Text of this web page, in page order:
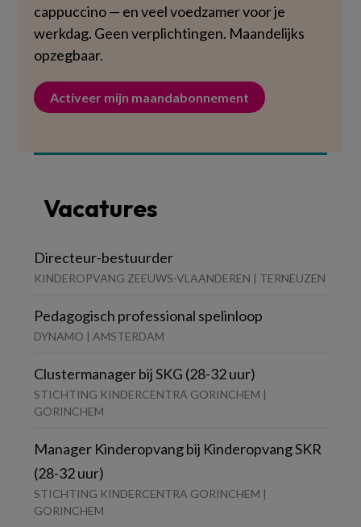
cappuccino — en veel voedzamer voor je
werkdag. Geen verplichtingen. Maandelijks
opzegbaar.
Activeer mijn maandabonnement
Vacatures
Directeur-bestuurder
KINDEROPVANG ZEEUWS-VLAANDEREN | TERNEUZEN
Pedagogisch professional spelinloop
DYNAMO | AMSTERDAM
Clustermanager bij SKG (28-32 uur)
STICHTING KINDERCENTRA GORINCHEM |
GORINCHEM
Manager Kinderopvang bij Kinderopvang SKR
(28-32 uur)
STICHTING KINDERCENTRA GORINCHEM |
GORINCHEM